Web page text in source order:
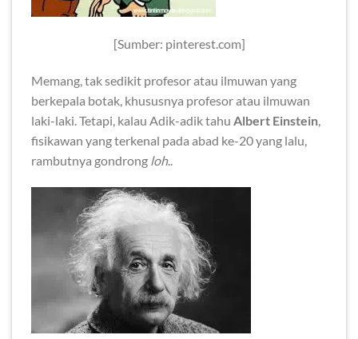
[Sumber: pinterest.com]
Memang, tak sedikit profesor atau ilmuwan yang
berkepala botak, khususnya profesor atau ilmuwan
laki-laki. Tetapi, kalau Adik-adik tahu Albert Einstein
fisikawan yang terkenal pada abad ke-20 yang lalu,
rambutnya gondrong loh..